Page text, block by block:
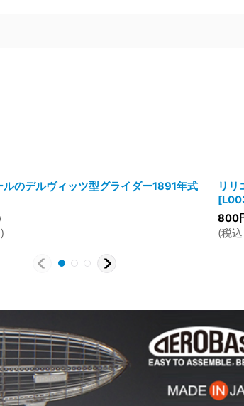
ルのデルヴィッツ型グライダー1891年式
)
リリ
[
800
(税込